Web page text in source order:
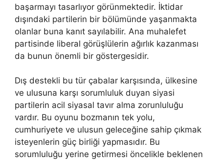
başarmayı tasarlıyor görünmektedir. İktidar
dışındaki partilerin bir bölümünde yaşanmakta
olanlar buna kanıt sayılabilir. Ana muhalefet
partisinde liberal görüşlülerin ağırlık kazanması
da bunun önemli bir göstergesidir.
Dış destekli bu tür çabalar karşısında, ülkesine
ve ulusuna karşı sorumluluk duyan siyasi
partilerin acil siyasal tavır alma zorunluluğu
vardır. Bu oyunu bozmanın tek yolu,
cumhuriyete ve ulusun geleceğine sahip çıkmak
isteyenlerin güç birliği yapmasıdır. Bu
sorumluluğu yerine getirmesi öncelikle beklenen